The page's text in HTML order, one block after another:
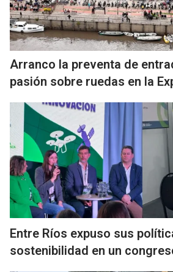
Arranco la preventa de
pasión sobre ruedas en la
Entre Ríos expuso sus
sostenibilidad en un